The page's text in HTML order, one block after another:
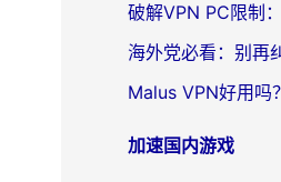
加速国内游戏